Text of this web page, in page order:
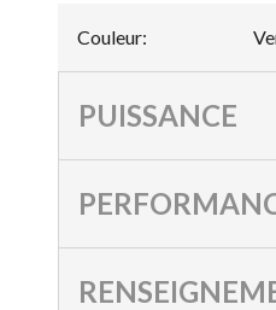
Couleur:
PUISSANCE